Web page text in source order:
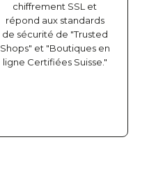
chiffrement SSL et
répond aux standards
de sécurité de "Trusted
Shops" et "Boutiques en
ligne Certifiées Suisse."